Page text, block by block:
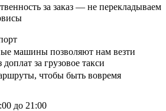
за заказ — не перекладываем
машины позволяют нам везти
за грузовое такси
чтобы быть вовремя
до 21:00